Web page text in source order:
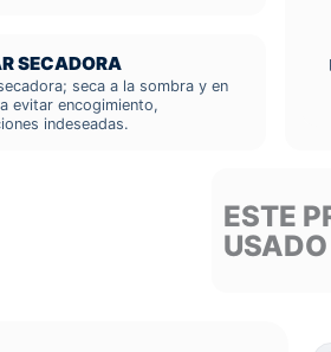
SECADORA
seca a la sombra y en
evitar encogimiento,
indeseadas.
ESTE